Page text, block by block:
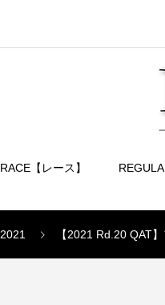
RACE【レース】
2021 【2021 Rd.20 QAT